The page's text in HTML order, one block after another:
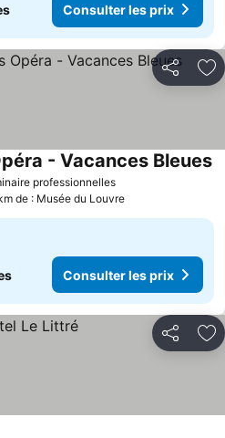
Consulter les prix
Partager
professionnelles
- Vacances Bleues
de : Musée du Louvre
Consulter les prix
Partager